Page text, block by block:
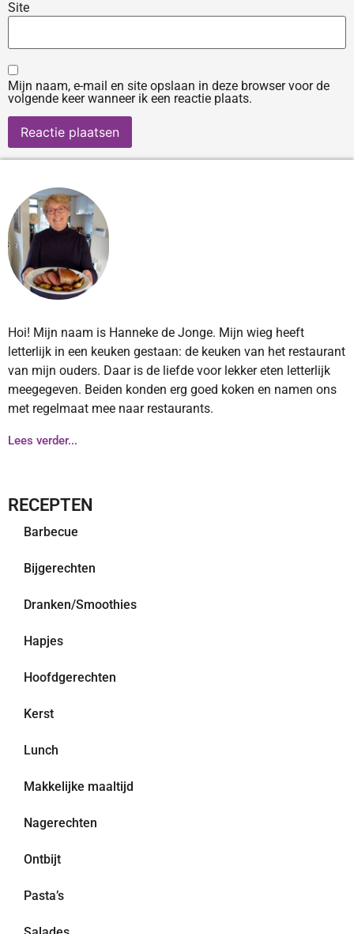
Site
Mijn naam, e-mail en site opslaan in deze browser voor de
volgende keer wanneer ik een reactie plaats.
Hoi! Mijn naam is Hanneke de Jonge. Mijn wieg heeft
letterlijk in een keuken gestaan: de keuken van het restaurant
van mijn ouders. Daar is de liefde voor lekker eten letterlijk
meegegeven. Beiden konden erg goed koken en namen ons
met regelmaat mee naar restaurants.
Lees verder...
RECEPTEN
Barbecue
Bijgerechten
Dranken/Smoothies
Hapjes
Hoofdgerechten
Kerst
Lunch
Makkelijke maaltijd
Nagerechten
Ontbijt
Pasta’s